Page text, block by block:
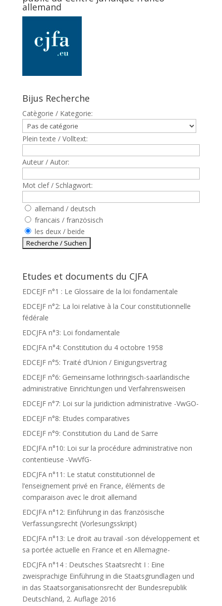
allemand
Bijus Recherche
Catègorie / Kategorie:
Plein texte / Volltext:
Auteur / Autor:
Mot clef / Schlagwort:
allemand / deutsch
francais / französisch
les deux / beide
Etudes et documents du CJFA
EDCEJF n°1 : Le Glossaire de la loi fondamentale
EDCEJF n°2: La loi relative à la Cour constitutionnelle
fédérale
EDCJFA n°3: Loi fondamentale
EDCJFA n°4: Constitution du 4 octobre 1958
EDCEJF n°5: Traité d’Union / Einigungsvertrag
EDCEJF n°6: Gemeinsame lothringisch-saarländische
administrative Einrichtungen und Verfahrensweisen
EDCEJF n°7: Loi sur la juridiction administrative -VwGO-
EDCEJF n°8: Etudes comparatives
EDCEJF n°9: Constitution du Land de Sarre
EDCJFA n°10: Loi sur la procédure administrative non
contentieuse -VwVfG-
EDCJFA n°11: Le statut constitutionnel de
l’enseignement privé en France, éléments de
comparaison avec le droit allemand
EDCJFA n°12: Einführung in das französische
Verfassungsrecht (Vorlesungsskript)
EDCJFA n°13: Le droit au travail -son développement et
sa portée actuelle en France et en Allemagne-
EDCJFA n°14 : Deutsches Staatsrecht I : Eine
zweisprachige Einführung in die Staatsgrundlagen und
in das Staatsorganisationsrecht der Bundesrepublik
Deutschland, 2. Auflage 2016